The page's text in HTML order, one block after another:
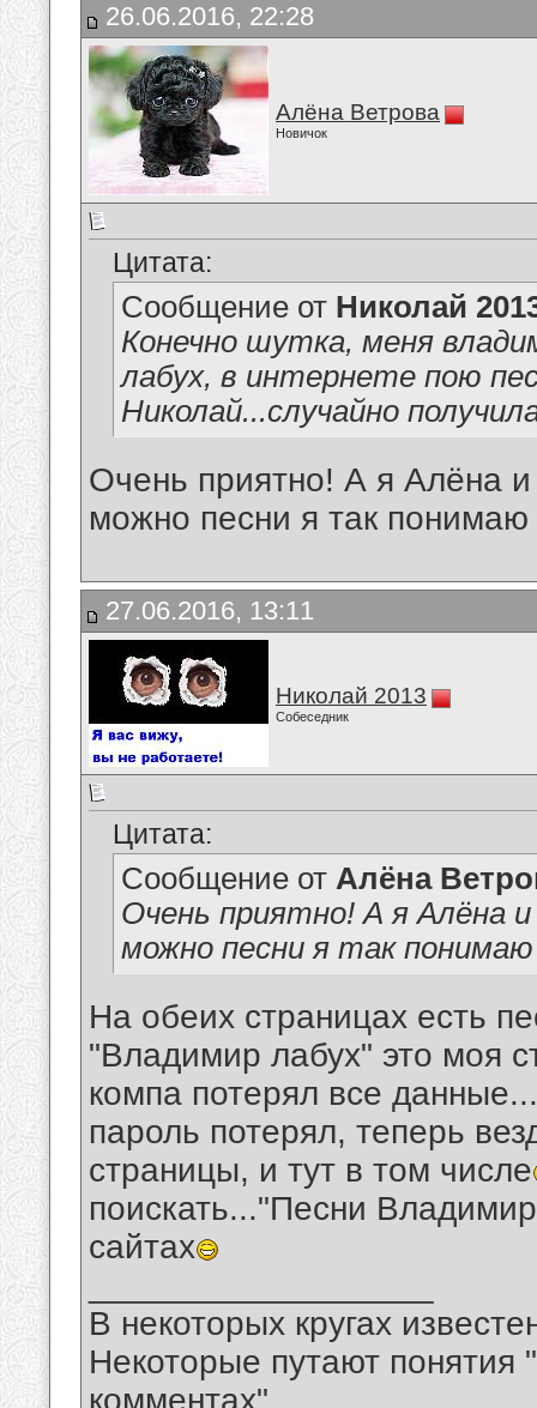
26.06.2016, 22:28
Алёна Ветрова
Новичок
Цитата:
Сообщение от Николай
Конечно шутка, меня
лабух, в интернете пою
Николай...случайно
Очень приятно! А я Алёна и
можно песни я так
27.06.2016, 13:11
Николай 2013
Собеседник
Цитата:
Сообщение от Алёна
Очень приятно! А я Алёна и
можно песни я так
На обеих страницах есть
"Владимир лабух" это моя
компа потерял все
пароль потерял, теперь
страницы, и тут в том числе
поискать..."Песни
сайтах
В некоторых кругах
Некоторые путают понятия